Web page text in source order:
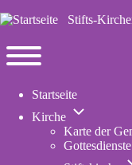
Stifts-
Navigation
main
Startseite
Kirche
Kirche
Karte der
Gottesdienste